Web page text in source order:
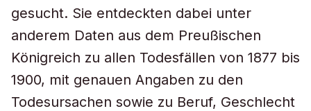
gesucht. Sie entdeckten dabei unter
anderem Daten aus dem Preußischen
Königreich zu allen Todesfällen von 1877 bis
1900, mit genauen Angaben zu den
Todesursachen sowie zu Beruf, Geschlecht